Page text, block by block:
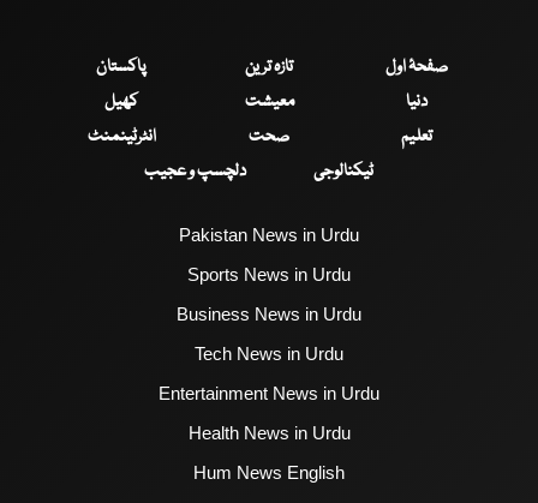
صفحۂ اول تازہ ترین
پاکستان
دنیا
معیشت
کھیل
تعلیم
صحت
انٹرٹینمنٹ
ٹیکنالوجی
دلچسپ و عجیب
Pakistan News in Urdu
Sports News in Urdu
Business News in Urdu
Tech News in Urdu
Entertainment News in Urdu
Health News in Urdu
Hum News English